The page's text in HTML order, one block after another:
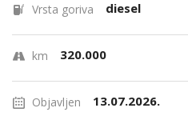
Vrsta goriva diesel
km 320.000
Objavljen 13.07.2026.